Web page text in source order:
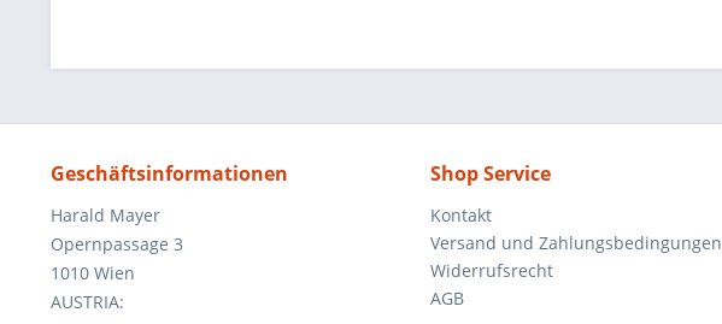
Geschäftsinformationen
Harald Mayer
Opernpassage 3
1010 Wien
AUSTRIA:
Shop Service
Kontakt
Versand und Zahlungsbedingungen
Widerrufsrecht
AGB